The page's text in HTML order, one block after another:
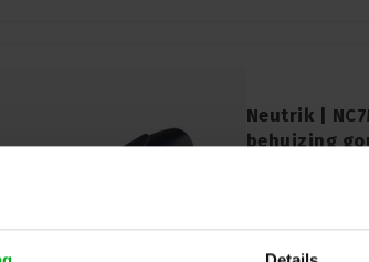
Neutrik |
behuizing
NC7MXX-B, een
metalen